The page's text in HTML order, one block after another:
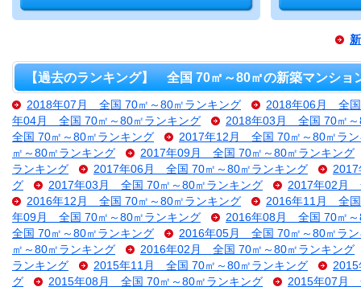
【過去のランキング】 全国 70㎡～80㎡の新築マンショ
2018年07月 全国 70㎡～80㎡ランキング
2018年06月 全国
年04月 全国 70㎡～80㎡ランキング
2018年03月 全国 70㎡～
全国 70㎡～80㎡ランキング
2017年12月 全国 70㎡～80㎡ラン
㎡～80㎡ランキング
2017年09月 全国 70㎡～80㎡ランキング
ランキング
2017年06月 全国 70㎡～80㎡ランキング
グ
2017年03月 全国 70㎡～80㎡ランキング
2017年02月
2016年12月 全国 70㎡～80㎡ランキング
2016年11月 全国
年09月 全国 70㎡～80㎡ランキング
2016年08月 全国 70㎡～
全国 70㎡～80㎡ランキング
2016年05月 全国 70㎡～80㎡ラン
㎡～80㎡ランキング
2016年02月 全国 70㎡～80㎡ランキング
ランキング
2015年11月 全国 70㎡～80㎡ランキング
グ
2015年08月 全国 70㎡～80㎡ランキング
2015年07月